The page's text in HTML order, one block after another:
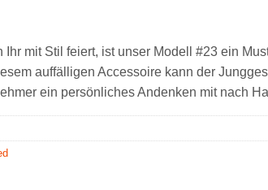
Ihr mit Stil feiert, ist unser Modell #23 ein
auffälligen Accessoire kann der
ein persönliches Andenken mit nach